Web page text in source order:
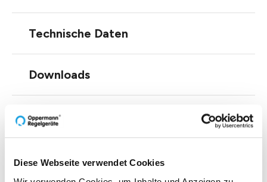
Diese Webseite verwendet Cookies
Technische Daten
Downloads
Zubehör